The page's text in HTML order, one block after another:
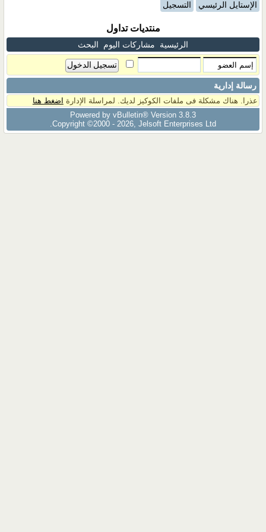
الإستايل الرئيسي التسجيل
منتديات تداول
الرئيسية مشاركات اليوم البحث
رسالة إدارية
عذرا. هناك مشكلة فى ملفات الكوكيز لديك. لمراسلة الإدارة اضغط هنا
Powered by vBulletin® Version 3.8.3
Copyright ©2000 - 2026, Jelsoft Enterprises Ltd.